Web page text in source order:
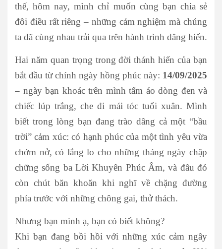
thế, hôm nay, mình chỉ muốn cùng bạn chia sẻ
đôi điều rất riêng – những cảm nghiệm mà chúng
ta đã cùng nhau trải qua trên hành trình dâng hiến.
Hai năm quan trọng trong đời thánh hiến của bạn
bắt đầu từ chính ngày hồng phúc này: 14/09/2025
– ngày bạn khoác trên mình tấm áo dòng đen và
chiếc lúp trắng, che đi mái tóc tuổi xuân. Mình
biết trong lòng bạn đang trào dâng cả một “bầu
trời” cảm xúc: có hạnh phúc của một tình yêu vừa
chớm nở, có lắng lo cho những tháng ngày chập
chững sống ba Lời Khuyên Phúc Âm, và đâu đó
còn chút băn khoăn khi nghĩ về chặng đường
phía trước với những chông gai, thử thách.
Nhưng bạn mình ạ, bạn có biết không?
Khi bạn đang bồi hồi với những xúc cảm ngây